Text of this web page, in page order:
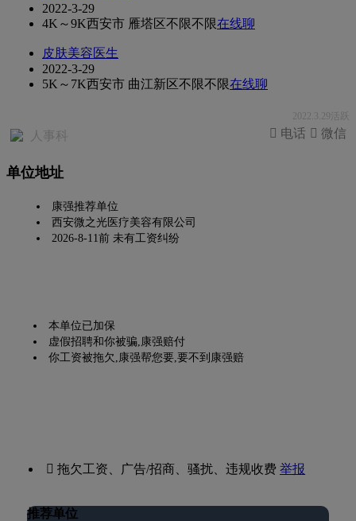
2022-3-29
4K～9K西安市 雁塔区不限不限在线聊
皮肤美容医生
2022-3-29
5K～7K西安市 曲江新区不限不限在线聊
2022.3.29活跃
人事科  微信
 电话
单位地址
康强推荐单位
西安微之光医疗美容有限公司
2026-8-11前 未有工资纠纷
本单位已加保
虚假招聘和你被骗,康强赔付
你工资被拖欠,康强帮您要,要不到康强赔
 拖欠工资、广告/招商、骚扰、违规收费举报
推荐单位